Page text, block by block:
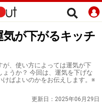
が下がるキッチ
、使い方によっては運気が下
うか？ 今回は、運気を下げな
ばよいのかをお伝えします。※
更新日： 2025年06月29日